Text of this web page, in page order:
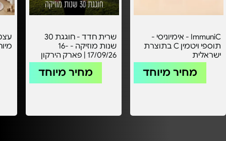
ImmuniC - אימיוניסי -
תוספי ויטמין C בתוצרת
ישראלית
מחיר מיוחד
שרית חדד - חוגגת 30
שנות מוזיקה - 16-
17/09/26 | פארק הירקון
מחיר מיוחד